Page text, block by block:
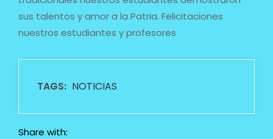
sus talentos y amor a la Patria. Felicitaciones
nuestros estudiantes y profesores
TAGS: NOTICIAS
Share with: